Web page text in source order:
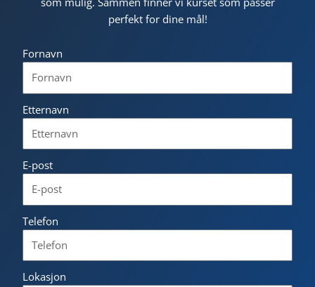
perfekt for dine mål!
Fornavn
Etternavn
E-post
Telefon
Lokasjon